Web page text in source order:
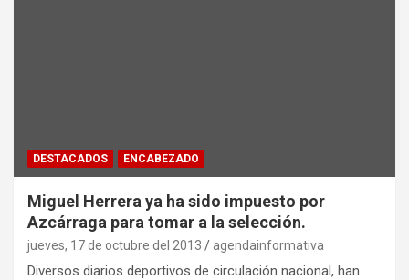
DESTACADOS ENCABEZADO
Miguel Herrera ya ha sido impuesto por
Azcárraga para tomar a la selección.
jueves, 17 de octubre del 2013 agendainformativa
Diversos diarios deportivos de circulación nacional, han